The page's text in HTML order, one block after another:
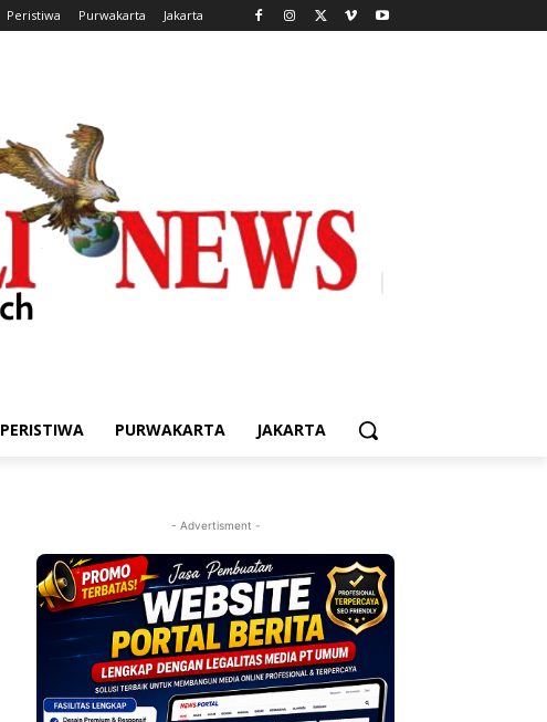
Peristiwa Purwakarta Jakarta
PERISTIWA PURWAKARTA JAKARTA
- Advertisment -